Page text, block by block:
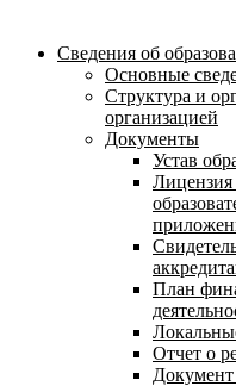
Сведения об
Основные
Структура и
организацией
Документы
Устав
Лицензия
План
Отчет о
Документ